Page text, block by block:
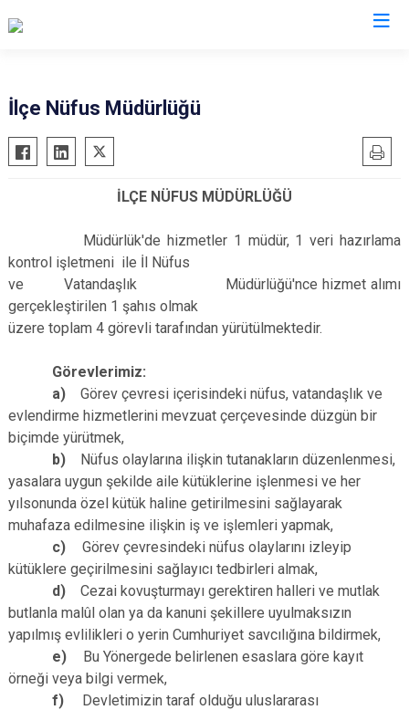
Atabey
Eğirdir
Keçiborlu
Şarkikaraağaç
Uluborlu
Aksu
İlçe Nüfus Müdürlüğü
İLÇE NÜFUS MÜDÜRLÜĞÜ
Müdürlük'de hizmetler 1 müdür, 1 veri hazırlama
kontrol işletmeni ile İl Nüfus
ve Vatandaşlık Müdürlüğü'nce hizmet alımı
gerçekleştirilen 1 şahıs olmak
üzere toplam 4 görevli tarafından yürütülmektedir.
Görevlerimiz:
a) Görev çevresi içerisindeki nüfus, vatandaşlık ve
evlendirme hizmetlerini mevzuat çerçevesinde düzgün bir
biçimde yürütmek,
b)
Nüfus olaylarına ilişkin tutanakların düzenlenmesi,
yasalara uygun şekilde aile kütüklerine işlenmesi ve her
yılsonunda özel kütük haline getirilmesini sağlayarak
muhafaza edilmesine ilişkin iş ve işlemleri yapmak,
c)
Görev çevresindeki nüfus olaylarını izleyip
kütüklere geçirilmesini sağlayıcı tedbirleri almak,
d)
Cezai kovuşturmayı gerektiren halleri ve mutlak
butlanla malûl olan ya da kanuni şekillere uyulmaksızın
yapılmış evlilikleri o yerin Cumhuriyet savcılığına bildirmek,
e)
Bu Yönergede belirlenen esaslara göre kayıt
örneği veya bilgi vermek,
f)
Devletimizin taraf olduğu uluslararası